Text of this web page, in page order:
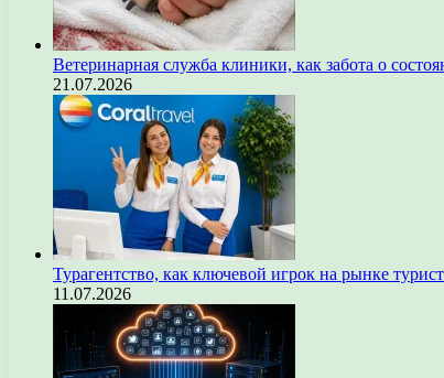
Ветеринарная служба клиники, как забота о
21.07.2026
Турагентство, как ключевой игрок на рынке
11.07.2026